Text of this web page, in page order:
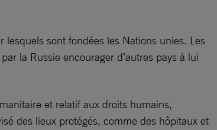
sont fondées les Nations unies. Les
la Russie encourager d’autres pays à lui
et relatif aux droits humains,
des lieux protégés, comme des hôpitaux et